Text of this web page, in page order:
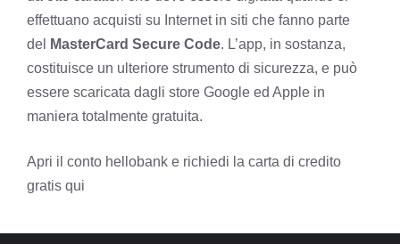
effettuano acquisti su Internet in siti che fanno parte
del
MasterCard Secure Code. L’app, in sostanza,
costituisce un ulteriore strumento di sicurezza, e può
essere scaricata dagli store Google ed Apple in
maniera totalmente gratuita.
Apri il conto hellobank e richiedi la carta di credito
gratis qui